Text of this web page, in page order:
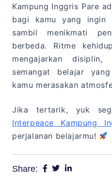
Kampung Inggris Pare
bagi kamu yang ingin
sambil menikmati
berbeda. Ritme
mengajarkan
semangat belajar
kamu merasakan
Jika tertarik, yuk
Interpeace Kampung
perjalanan belajarmu!
Share: